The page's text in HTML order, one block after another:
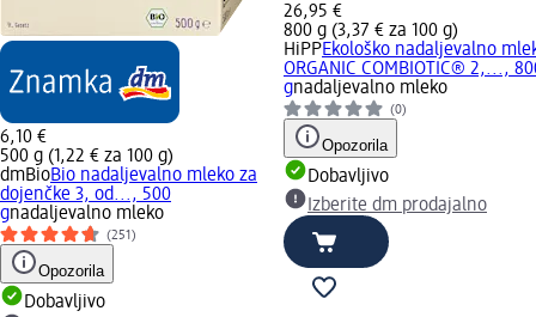
6,10 €
500 g (1,22 € za 100 g)
dmBioBio nadaljevalno mleko za
dojenčke 3, od..., 500
gnadaljevalno mleko
(251)
Opozorila
Dobavljivo
26,95 €
800 g (3,37 € za 100 g)
HiPPEkološko nadaljevalno
ORGANIC COMBIOTIC® 2,...,
gnadaljevalno mleko
(0)
Opozorila
Dobavljivo
Izberite dm prodajalno